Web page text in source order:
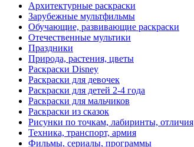
Архитектурные раскраски
Зарубежные мультфильмы
Обучающие, развивающие раскраски
Отечественные мультики
Праздники
Природа, растения, цветы
Раскраски Disney
Раскраски для девочек
Раскраски для детей 2-4 года
Раскраски для мальчиков
Раскраски из сказок
Рисунки по точкам, лабиринты, отличия
Техника, транспорт, армия
Фильмы, сериалы, программы